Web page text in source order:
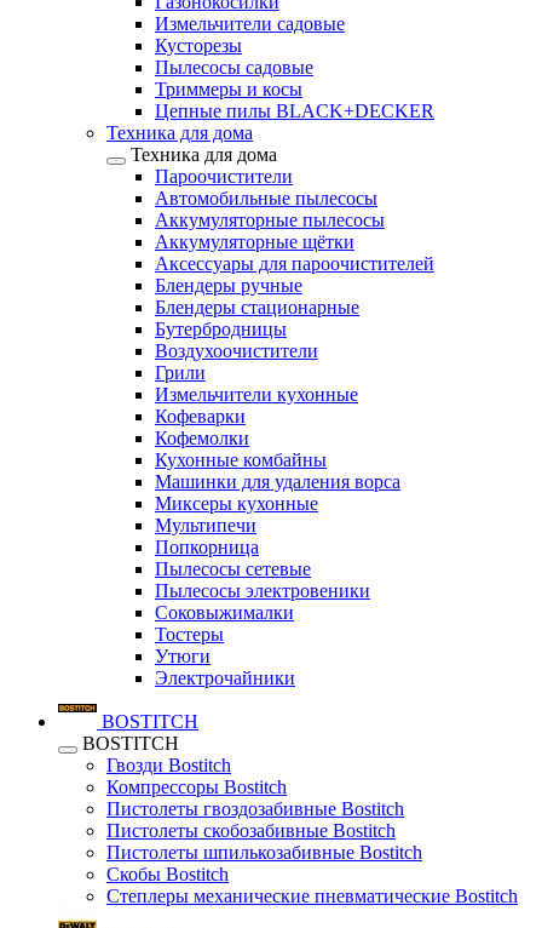
Измельчители садовые
Кусторезы
Пылесосы садовые
Триммеры и косы
Цепные пилы BLACK+DECKER
Техника для дома
Техника для дома
Пароочистители
Автомобильные пылесосы
Аккумуляторные пылесосы
Аккумуляторные щётки
Аксессуары для пароочистителей
Блендеры ручные
Блендеры стационарные
Бутербродницы
Воздухоочистители
Грили
Измельчители кухонные
Кофеварки
Кофемолки
Кухонные комбайны
Машинки для удаления ворса
Миксеры кухонные
Мультипечи
Попкорница
Пылесосы сетевые
Пылесосы электровеники
Соковыжималки
Тостеры
Утюги
Электрочайники
BOSTITCH
BOSTITCH
Гвозди Bostitch
Компрессоры Bostitch
Пистолеты гвоздозабивные Bostitch
Пистолеты скобозабивные Bostitch
Пистолеты шпилькозабивные Bostitch
Скобы Bostitch
Степлеры механические пневматические Bostitch